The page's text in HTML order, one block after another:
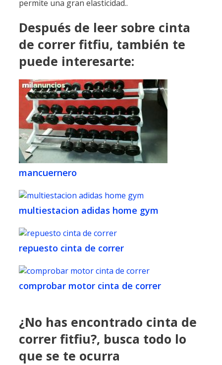
permite una gran elasticidad..
Después de leer sobre cinta
de correr fitfiu, también te
puede interesarte:
mancuernero
multiestacion adidas home gym
repuesto cinta de correr
comprobar motor cinta de correr
¿No has encontrado cinta de
correr fitfiu?, busca todo lo
que se te ocurra